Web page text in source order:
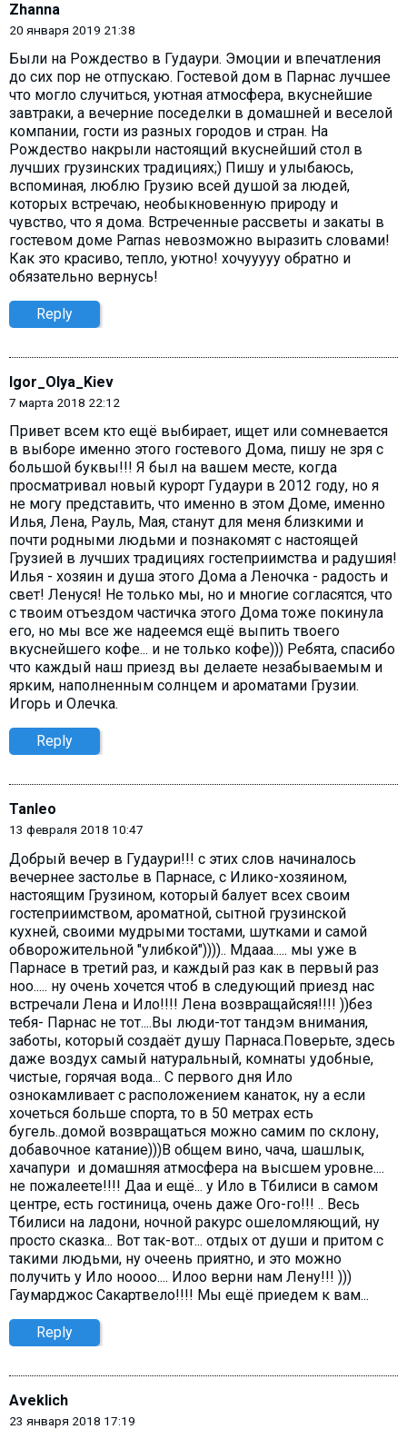
Zhanna
20 января 2019 21:38
Были на Рождество в Гудаури. Эмоции и впечатления
до сих пор не отпускаю. Гостевой дом в Парнас лучшее
что могло случиться, уютная атмосфера, вкуснейшие
завтраки, а вечерние поседелки в домашней и веселой
компании, гости из разных городов и стран. На
Рождество накрыли настоящий вкуснейший стол в
лучших грузинских традициях;) Пишу и улыбаюсь,
вспоминая, люблю Грузию всей душой за людей,
которых встречаю, необыкновенную природу и
чувство, что я дома. Встреченные рассветы и закаты в
гостевом доме Parnas невозможно выразить словами!
Как это красиво, тепло, уютно! хочууууу обратно и
обязательно вернусь!
Reply
Igor_Olya_Kiev
7 марта 2018 22:12
Привет всем кто ещё выбирает, ищет или сомневается
в выборе именно этого гостевого Дома, пишу не зря с
большой буквы!!! Я был на вашем месте, когда
просматривал новый курорт Гудаури в 2012 году, но я
не могу представить, что именно в этом Доме, именно
Илья, Лена, Рауль, Мая, станут для меня близкими и
почти родными людьми и познакомят с настоящей
Грузией в лучших традициях гостеприимства и радушия!
Илья - хозяин и душа этого Дома а Леночка - радость и
свет! Ленуся! Не только мы, но и многие согласятся, что
с твоим отъездом частичка этого Дома тоже покинула
его, но мы все же надеемся ещё выпить твоего
вкуснейшего кофе... и не только кофе))) Ребята, спасибо
что каждый наш приезд вы делаете незабываемым и
ярким, наполненным солнцем и ароматами Грузии.
Игорь и Олечка.
Reply
Tanleo
13 февраля 2018 10:47
Добрый вечер в Гудаури!!! с этих слов начиналось
вечернее застолье в Парнасе, с Илико-хозяином,
настоящим Грузином, который балует всех своим
гостеприимством, ароматной, сытной грузинской
кухней, своими мудрыми тостами, шутками и самой
обворожительной "улибкой")))).. Мдааа..... мы уже в
Парнасе в третий раз, и каждый раз как в первый раз
ноо..... ну очень хочется чтоб в следующий приезд нас
встречали Лена и Ило!!!! Лена возвращайсяя!!!! ))без
тебя- Парнас не тот....Вы люди-тот тандэм внимания,
заботы, который создаёт душу Парнаса.Поверьте, здесь
даже воздух самый натуральный, комнаты удобные,
чистые, горячая вода... С первого дня Ило
ознокамливает с расположением канаток, ну а если
хочеться больше спорта, то в 50 метрах есть
бугель..домой возвращаться можно самим по склону,
добавочное катание)))В общем вино, чача, шашлык,
хачапури и домашняя атмосфера на высшем уровне....
не пожалеете!!!! Даа и ещё... у Ило в Тбилиси в самом
центре, есть гостиница, очень даже Ого-го!!! .. Весь
Тбилиси на ладони, ночной ракурс ошеломляющий, ну
просто сказка... Вот так-вот... отдых от души и притом с
такими людьми, ну очеень приятно, и это можно
получить у Ило ноооо.... Илоо верни нам Лену!!! )))
Гаумарджос Сакартвело!!!! Мы ещё приедем к вам...
Reply
Aveklich
23 января 2018 17:19